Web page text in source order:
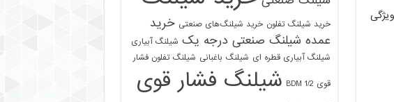
خرید شیلنگ تفلون خرید شیلنگ‌های صنعتی خرید
عمده شیلنگ صنعتی درجه یک شیلنگ آبیاری
شیلنگ آبیاری قطره ای شیلنگ باغبانی شیلنگ تفلون فشار
قوی 1/2 BDM
شیلنگ فشار قوی